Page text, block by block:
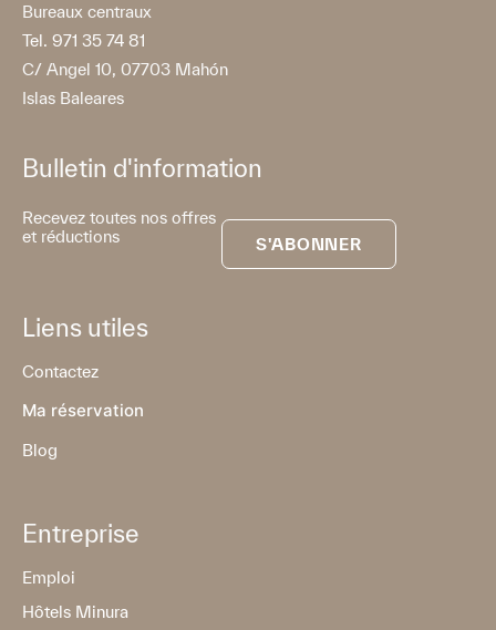
Bureaux centraux
Tel. 971 35 74 81
C/ Angel 10, 07703 Mahón
Islas Baleares
Bulletin d'information
Recevez toutes nos offres
et réductions
S'ABONNER
Liens utiles
Contactez
Ma réservation
Blog
Entreprise
Emploi
Hôtels Minura